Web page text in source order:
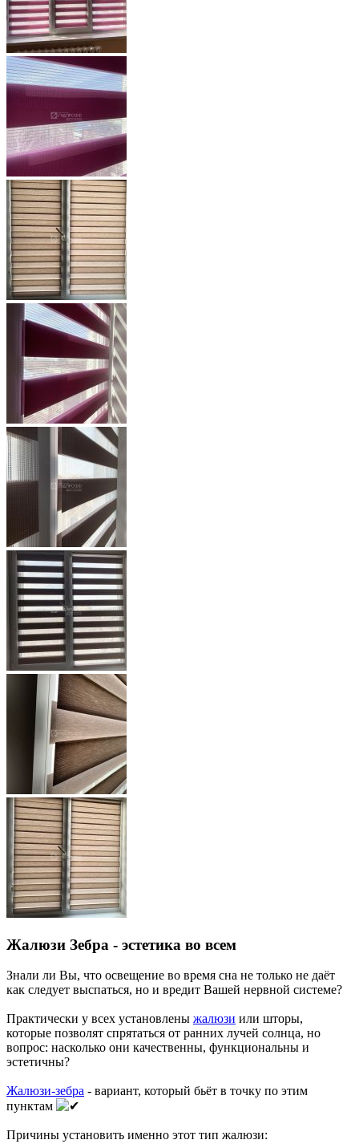
Жалюзи Зебра - эстетика во всем
Знали ли Вы, что освещение во время сна не только не даёт
как следует выспаться, но и вредит Вашей нервной системе?
Практически у всех установлены жалюзи или шторы,
которые позволят спрятаться от ранних лучей солнца, но
вопрос: насколько они качественны, функциональны и
эстетичны?
Жалюзи-зебра - вариант, который бьёт в точку по этим
пунктам
Причины установить именно этот тип жалюзи: